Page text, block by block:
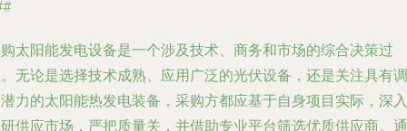
太阳能发电设备是一个涉及技术、商务和市场的综合决策过
无论是选择技术成熟、应用广泛的光伏设备，还是关注具有调
力的太阳能热发电装备，采购方都应基于自身项目实际，深入
供应市场，严把质量关，并借助专业平台筛选优质供应商。通